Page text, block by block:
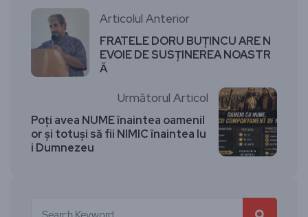
Articolul Anterior
FRATELE DORU BUȚINCU ARE N
EVOIE DE SUSȚINEREA NOASTR
Ă
Următorul Articol
Poți avea NUME înaintea oamenil
or și totuși să fii NIMIC înaintea lu
i Dumnezeu